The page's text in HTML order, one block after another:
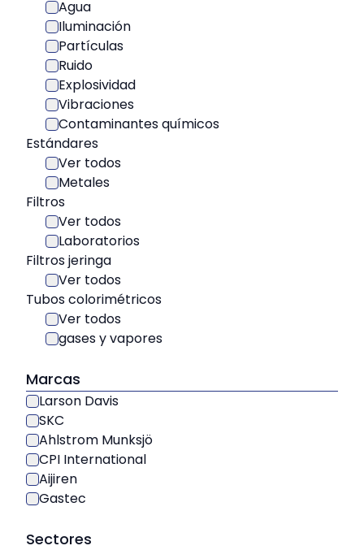
Agua
Iluminación
Partículas
Ruido
Explosividad
Vibraciones
Contaminantes químicos
Estándares
Ver todos
Metales
Filtros
Ver todos
Laboratorios
Filtros jeringa
Ver todos
Tubos colorimétricos
Ver todos
gases y vapores
Marcas
Larson Davis
SKC
Ahlstrom Munksjö
CPI International
Aijiren
Gastec
Sectores